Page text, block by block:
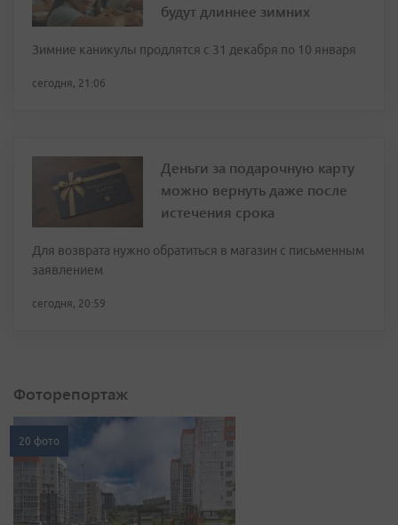
будут длиннее зимних
Зимние каникулы продлятся с 31 декабря по 10 января
сегодня, 21:06
Деньги за подарочную карту
можно вернуть даже после
истечения срока
Для возврата нужно обратиться в магазин с письменным
заявлением
сегодня, 20:59
Фоторепортаж
20 фото